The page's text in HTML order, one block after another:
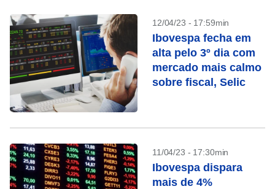
12/04/23 - 17:59min
Ibovespa fecha em
alta pelo 3º dia com
mercado mais calmo
sobre fiscal, Selic
11/04/23 - 17:30min
Ibovespa dispara
mais de 4%